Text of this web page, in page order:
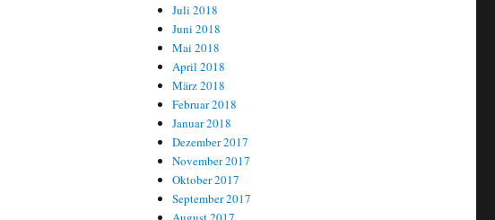
Juli 2018
Juni 2018
Mai 2018
April 2018
März 2018
Februar 2018
Januar 2018
Dezember 2017
November 2017
Oktober 2017
September 2017